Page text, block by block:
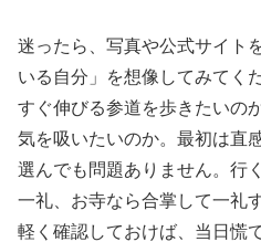
迷ったら、写真や公式サイト
いる自分」を想像してみてく
すぐ伸びる参道を歩きたいの
気を吸いたいのか。最初は直
選んでも問題ありません。行
一礼、お寺なら合掌して一礼
軽く確認しておけば、当日慌